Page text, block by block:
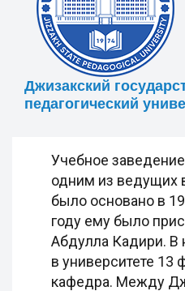
Джизакский
педагогический
Учебное
одним из ведущих
было основано в
году ему было
Абдулла Кадири. В
в университете 13
кафедра. Между